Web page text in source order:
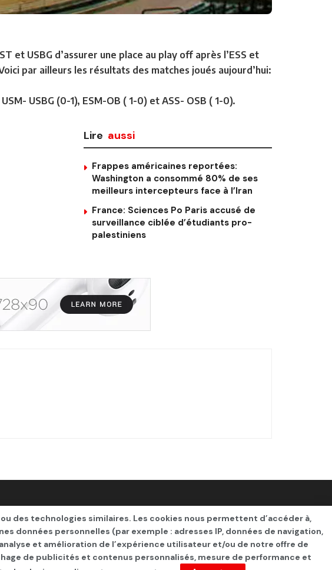
et USBG d’assurer une place au play off après l’ESS et
par ailleurs les résultats des matches joués aujourd’hui:
USBG (0-1), ESM-OB ( 1-0) et ASS- OSB ( 1-0).
Lire aussi
Frappes américaines reportées:
Washington a consommé 80% de ses
meilleurs intercepteurs face à l’Iran
France: Sciences Po Paris accusé de
surveillance ciblée d’étudiants pro-
palestiniens
des technologies similaires. Les cookies nous permettent d’accéder à,
données personnelles (par exemple : adresses IP, données de navigation,
et amélioration de l’expérience utilisateur et/ou de notre offre de
de publicités et contenus personnalisés, mesure de performance et